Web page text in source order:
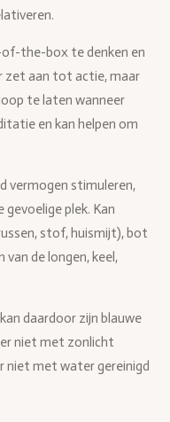
the-box te denken en
zet aan tot actie, maar
te laten wanneer
en kan helpen om
vermogen stimuleren,
plek. Kan
stof, huismijt), bot
de longen, keel,
daardoor zijn blauwe
niet met zonlicht
niet met water gereinigd